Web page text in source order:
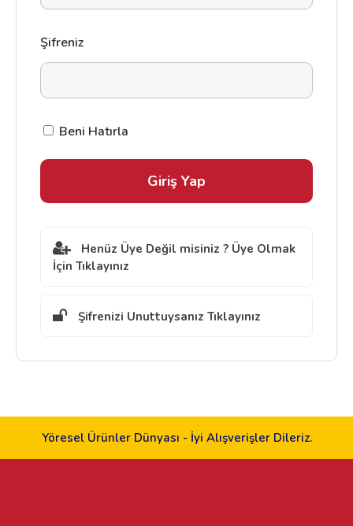
Şifreniz
Beni Hatırla
Henüz Üye Değil misiniz ? Üye Olmak
İçin Tıklayınız
Şifrenizi Unuttuysanız Tıklayınız
Yöresel Ürünler Dünyası - İyi Alışverişler Dileriz.